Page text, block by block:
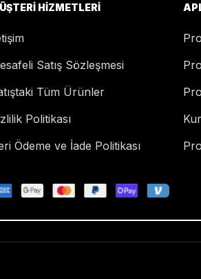
HIZMETLERI
Satış Sözleşmesi
Tüm Ürünler
Politikası
Ödeme ve İade Politikası